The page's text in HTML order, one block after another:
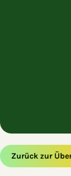
Zurück zur